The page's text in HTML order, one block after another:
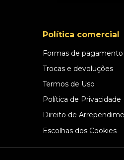
Política comercial
Formas de pagamento
Trocas e devoluções
Termos de Uso
Política de Privacidade
Direito de
Escolhas dos Cookies